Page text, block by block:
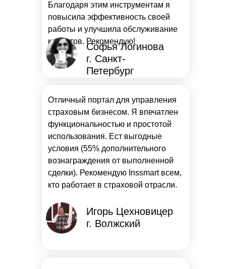
Благодаря этим инструментам я
повысила эффективность своей
работы и улучшила обслуживание
клиентов. Рекомендую!
Софья Логинова
г. Санкт-
Петербург
Отличный портал для управления
страховым бизнесом. Я впечатлен
функциональностью и простотой
использования. Ест выгодные
условия (55% дополнительного
вознаграждения от выполненной
сделки). Рекомендую Inssmart всем,
кто работает в страховой отрасли.
Игорь Цехновицер
г. Волжский